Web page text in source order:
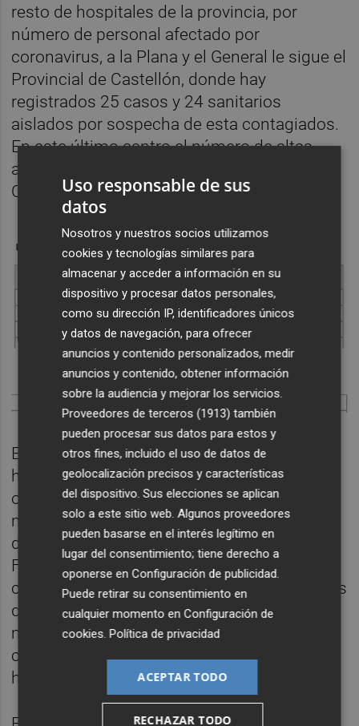
resto de hospitales de la provincia, por
número de personal afectado por
coronavirus, a la Plana y el General le sigue el
Provincial de Castellón, donde hay
registrados 25 casos y 24 sanitarios
aislados por sospecha de esta contagiados.
En este último centro el número de altas
alcanza los 16, según datos que maneja la
Conselleria de Sanidad.
En cuanto al Hospital Comarcal de Vinaròs,
hay 14 sanitarios que han dado positivo y
otros 15 están en situación de cuarentena,
mientras que solo se ha producido un alta
desde que se iniciara la pandemia.
Finalmente, el Hospital de la Magdalena
contabiliza a día de hoy con cuatro sanitarios
que han dado positivo por Covid-19,
mientras no tiene a ningún profesional en
cuarentena y el número de altas es de tres
hasta la fecha.
Uso responsable de sus
datos
Nosotros y nuestros socios utilizamos
cookies y tecnologías similares para
almacenar y acceder a información en su
dispositivo y procesar datos personales,
como su dirección IP, identificadores únicos
y datos de navegación, para ofrecer
anuncios y contenido personalizados, medir
anuncios y contenido, obtener información
sobre la audiencia y mejorar los servicios.
Proveedores de terceros (1913) también
pueden procesar sus datos para estos y
otros fines, incluido el uso de datos de
geolocalización precisos y características
del dispositivo. Sus elecciones se aplican
solo a este sitio web. Algunos proveedores
pueden basarse en el interés legítimo en
lugar del consentimiento; tiene derecho a
oponerse enConfiguración de publicidad
Puede retirar su consentimiento en
cualquier momento enConfiguración de
cookies .Política de privacidad
ACEPTAR TODO
RECHAZAR TODO